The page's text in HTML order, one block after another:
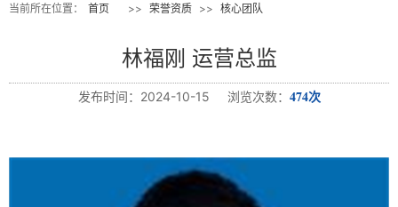
当前所在位置： 首页 >> 荣誉资质 >> 核心团队
林福刚 运营总监
发布时间：2024-10-15 浏览次数： 474次